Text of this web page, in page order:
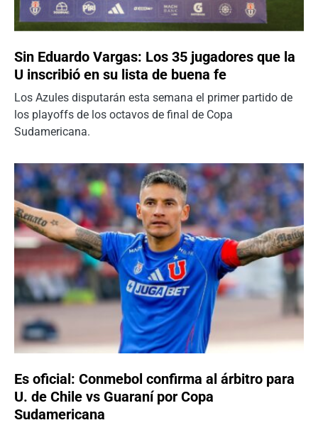
Sin Eduardo Vargas: Los 35 jugadores que la
U inscribió en su lista de buena fe
Los Azules disputarán esta semana el primer partido de
los playoffs de los octavos de final de Copa
Sudamericana.
Es oficial: Conmebol confirma al árbitro para
U. de Chile vs Guaraní por Copa
Sudamericana